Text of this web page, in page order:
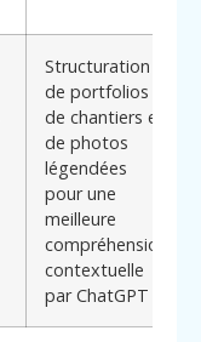
Structuration
de portfolios
de chantiers et
de photos
légendées
pour une
meilleure
compréhension
contextuelle
par ChatGPT